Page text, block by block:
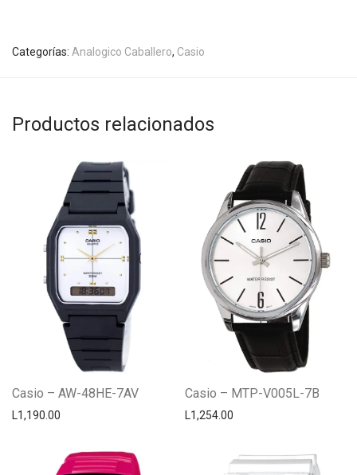
Categorías: Analogico Caballero, Casio
Productos relacionados
Casio – AW-48HE-7AV
L1,190.00
Casio – MTP-V005L-7B
L1,254.00